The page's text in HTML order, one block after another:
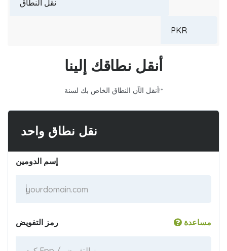
أنقل نطاقك إلينا
أنقل الآن النطاق الخاص بك لسنة!*
نقل نطاق واحد
إسم الدومين
رمز التفويض مساعدة